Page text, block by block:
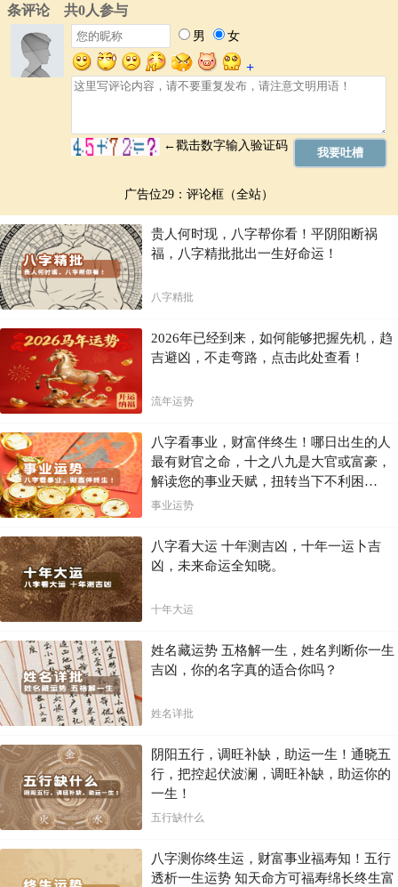
广告位29：评论框（全站）
贵人何时现，八字帮你看！平阴阳断祸
福，八字精批批出一生好命运！
八字精批
2026年已经到来，如何能够把握先机，趋
吉避凶，不走弯路，点击此处查看！
流年运势
八字看事业，财富伴终生！哪日出生的人
最有财官之命，十之八九是大官或富豪，
解读您的事业天赋，扭转当下不利困
局！！
事业运势
八字看大运 十年测吉凶，十年一运卜吉
凶，未来命运全知晓。
十年大运
姓名藏运势 五格解一生，姓名判断你一生
吉凶，你的名字真的适合你吗？
姓名详批
阴阳五行，调旺补缺，助运一生！通晓五
行，把控起伏波澜，调旺补缺，助运你的
一生！
五行缺什么
八字测你终生运，财富事业福寿知！五行
透析一生运势 知天命方可福寿绵长终生富